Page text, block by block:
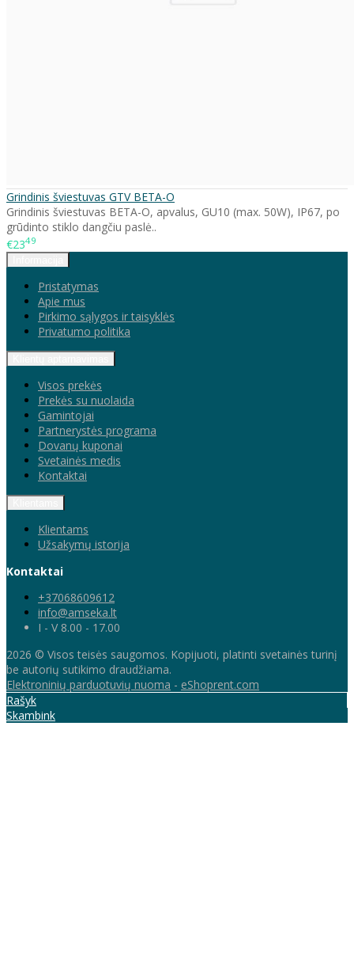
Grindinis šviestuvas GTV BETA-O
Grindinis šviestuvas BETA-O, apvalus, GU10 (max. 50W), IP67, po
grūdinto stiklo dangčiu paslė..
€2349
Pristatymas
Apie mus
Pirkimo sąlygos ir taisyklės
Privatumo politika
Visos prekės
Prekės su nuolaida
Gamintojai
Partnerystės programa
Dovanų kuponai
Svetainės medis
Kontaktai
Klientams
Užsakymų istorija
Kontaktai
+37068609612
info@amseka.lt
I - V 8.00 - 17.00
2026 © Visos teisės saugomos. Kopijuoti, platinti svetainės turinį
be autorių sutikimo draudžiama.
Elektroninių parduotuvių nuoma - eShoprent.com
Rašyk
Skambink